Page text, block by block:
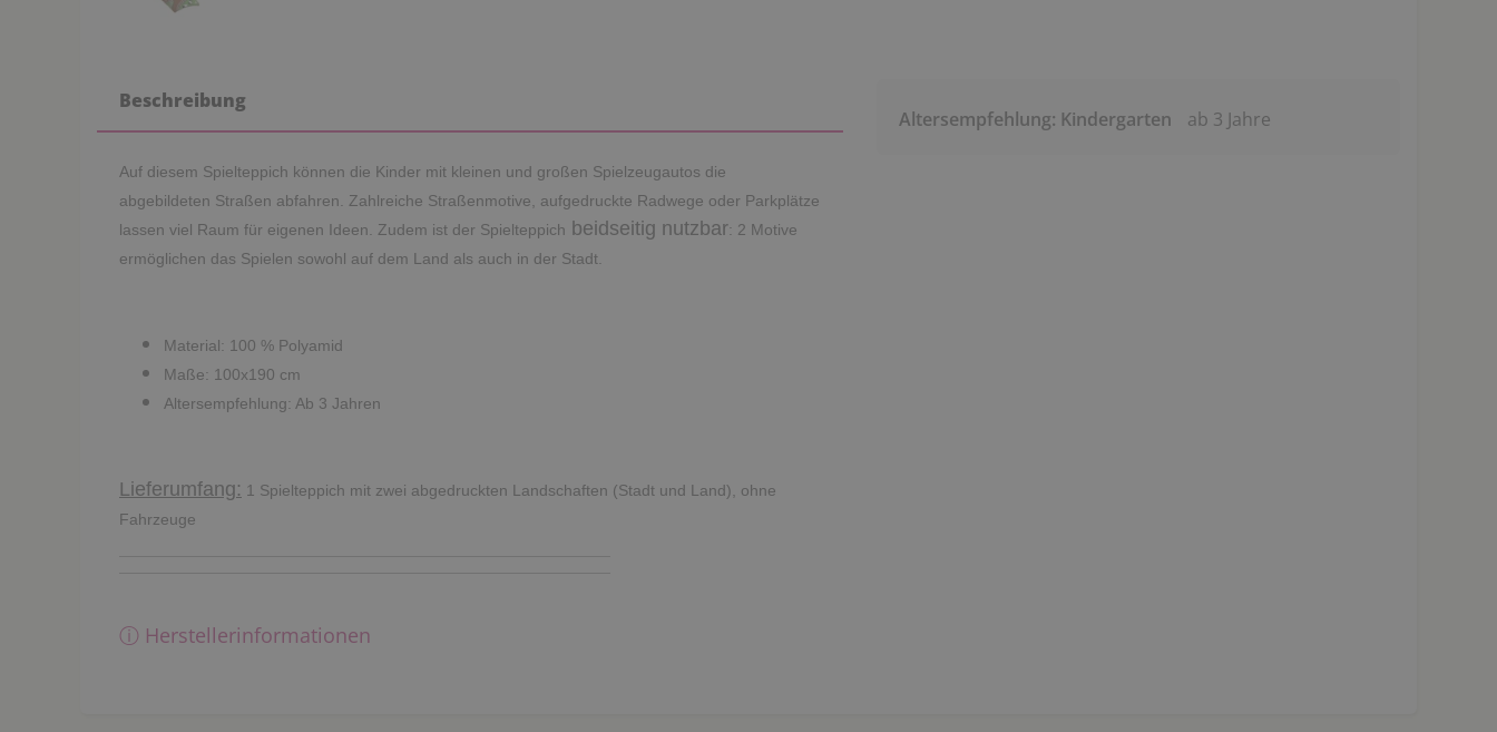
Beschreibung
Auf diesem Spielteppich können die Kinder mit kleinen und großen Spielzeugautos die
abgebildeten Straßen abfahren. Zahlreiche Straßenmotive, aufgedruckte Radwege oder Parkplätze
lassen viel Raum für eigenen Ideen. Zudem ist der Spielteppich beidseitig nutzbar: 2 Motive
ermöglichen das Spielen sowohl auf dem Land als auch in der Stadt.
Material: 100 % Polyamid
Maße: 100x190 cm
Altersempfehlung: Ab 3 Jahren
Lieferumfang: 1 Spielteppich mit zwei abgedruckten Landschaften (Stadt und Land), ohne
Fahrzeuge
ⓘ Herstellerinformationen
Altersempfehlung: Kindergarten ab 3 Jahre